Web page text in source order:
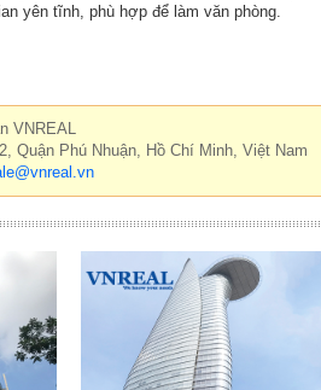
yên tĩnh, phù hợp để làm văn phòng.
VNREAL
Quận Phú Nhuận, Hồ Chí Minh, Việt Nam